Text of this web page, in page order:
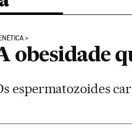
obesidade
espermatozoides